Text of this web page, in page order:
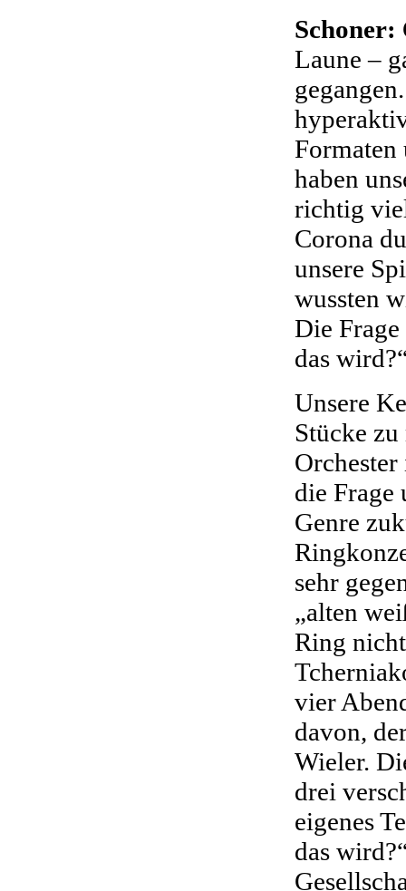
Schoner:
Laune –
Formaten
haben
richtig
Corona
unsere
wussten
Die
das
Unsere
Stücke
die Frage
Genre
sehr
„alten
Ring
vier
davon,
Wieler.
drei
eigenes
das